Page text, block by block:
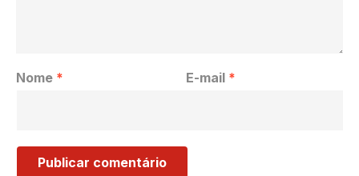
Nome * E-mail *